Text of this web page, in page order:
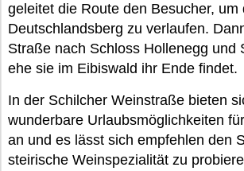
geleitet die Route den Besucher, um
Deutschlandsberg zu verlaufen.
Straße nach Schloss Hollenegg und
ehe sie im Eibiswald ihr Ende findet.
In der Schilcher Weinstraße bieten
wunderbare Urlaubsmöglichkeiten
an und es lässt sich empfehlen den
steirische Weinspezialität zu